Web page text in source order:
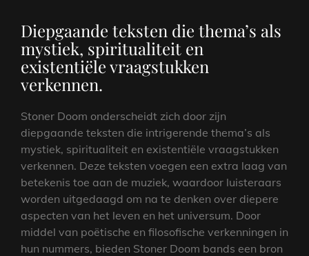
Diepgaande teksten die thema’s als
mystiek, spiritualiteit en
existentiële vraagstukken
verkennen.
Stoner Doom onderscheidt zich door zijn
diepgaande teksten die intrigerende thema’s als
mystiek, spiritualiteit en existentiële vraagstukken
verkennen. Deze teksten voegen een extra laag van
betekenis toe aan de muziek, waardoor luisteraars
worden uitgedaagd om na te denken over diepere
aspecten van het leven en het universum. Door
middel van poëtische en filosofische verkenningen in
hun nummers, bieden Stoner Doom bands een bron